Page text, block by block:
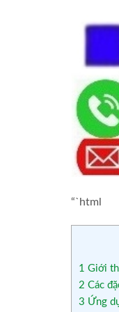
“`html
1 Giới
2 Các
3 Ứng